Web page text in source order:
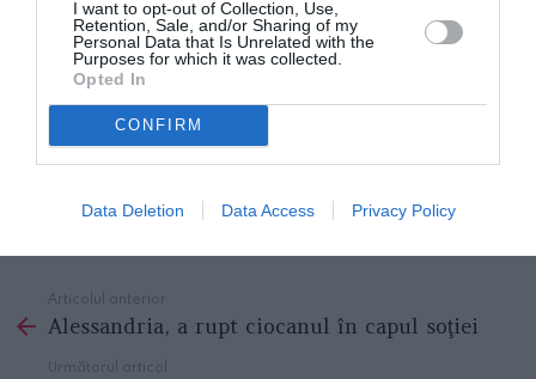
I want to opt-out of Collection, Use,
Retention, Sale, and/or Sharing of my
Personal Data that Is Unrelated with the
Purposes for which it was collected.
Opted In
CONFIRM
Data Deletion Data Access Privacy Policy
more
Articolul anterior
Alessandria, a rupt ciocanul în capul soţiei
Următorul articol